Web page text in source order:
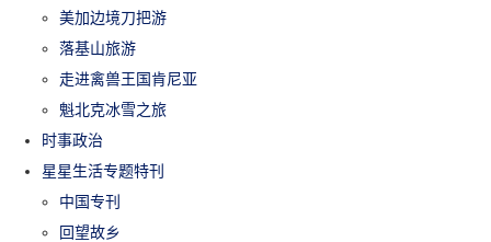
美加边境刀把游
落基山旅游
走进禽兽王国肯尼亚
魁北克冰雪之旅
时事政治
星星生活专题特刊
中国专刊
回望故乡